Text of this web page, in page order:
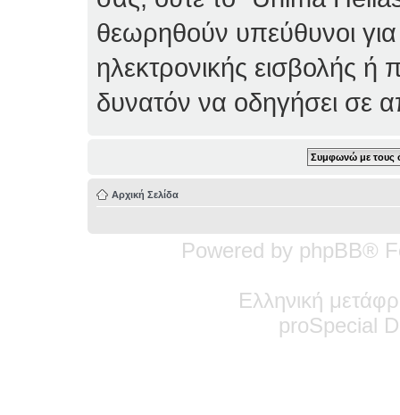
θεωρηθούν υπεύθυνοι
ηλεκτρονικής εισβολής ή
δυνατόν να οδηγήσει σε
Αρχική Σελίδα
Powered by phpBB®
Ελληνική
proSpecial